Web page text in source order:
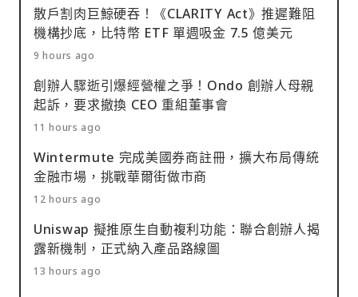
散戶割肉巨鯨硬吞！《CLARITY Act》推遲難阻
機構抄底，比特幣 ETF 單週吸金 7.5 億美元
9 hours ago
創辦人驟逝引爆經營權之爭！Ondo 創辦人母親
起訴，要求撤換 CEO 重組董事會
11 hours ago
Wintermute 完成美國券商註冊，擴大布局傳統
金融市場，挑戰華爾街做市商
12 hours ago
Uniswap 擬推原生自動複利功能：聯合創辦人揭
露新機制，正式納入產品路線圖
13 hours ago